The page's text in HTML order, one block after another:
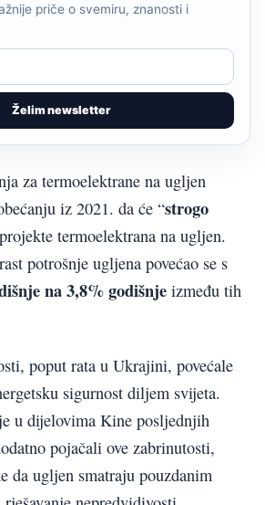
Želim newsletter
priče o svemiru, znanosti i
za termoelektrane na ugljen
iz 2021. da će “strogo
termoelektrana na ugljen.
potrošnje ugljena povećao se s
na 3,8% godišnje između tih
poput rata u Ukrajini, povećale
sigurnost diljem svijeta.
u dijelovima Kine posljednjih
pojačali ove zabrinutosti,
da ugljen smatraju pouzdanim